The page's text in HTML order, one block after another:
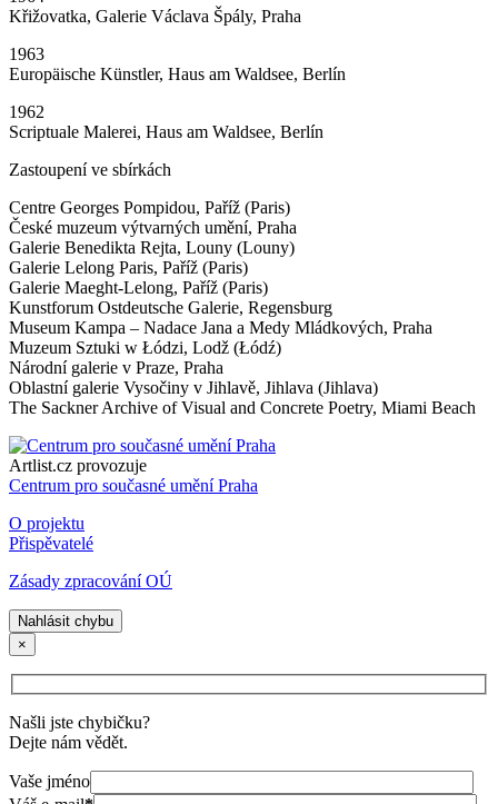
Křižovatka, Galerie Václava Špály, Praha
1963
Europäische Künstler, Haus am Waldsee, Berlín
1962
Scriptuale Malerei, Haus am Waldsee, Berlín
Zastoupení ve sbírkách
Centre Georges Pompidou, Paříž (Paris)
České muzeum výtvarných umění, Praha
Galerie Benedikta Rejta, Louny (Louny)
Galerie Lelong Paris, Paříž (Paris)
Galerie Maeght-Lelong, Paříž (Paris)
Kunstforum Ostdeutsche Galerie, Regensburg
Museum Kampa – Nadace Jana a Medy Mládkových, Praha
Muzeum Sztuki w Łódzi, Lodž (Łódź)
Národní galerie v Praze, Praha
Oblastní galerie Vysočiny v Jihlavě, Jihlava (Jihlava)
The Sackner Archive of Visual and Concrete Poetry, Miami Beach
Artlist.cz provozuje
Centrum pro současné umění Praha
O projektu
Přispěvatelé
Zásady zpracování OÚ
Nahlásit chybu
×
Našli jste chybičku?
Dejte nám vědět.
Vaše jméno